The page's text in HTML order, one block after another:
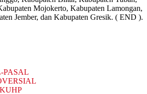
Mojokerto, Kabupaten Lamongan,
Jember, dan Kabupaten Gresik. ( END ).